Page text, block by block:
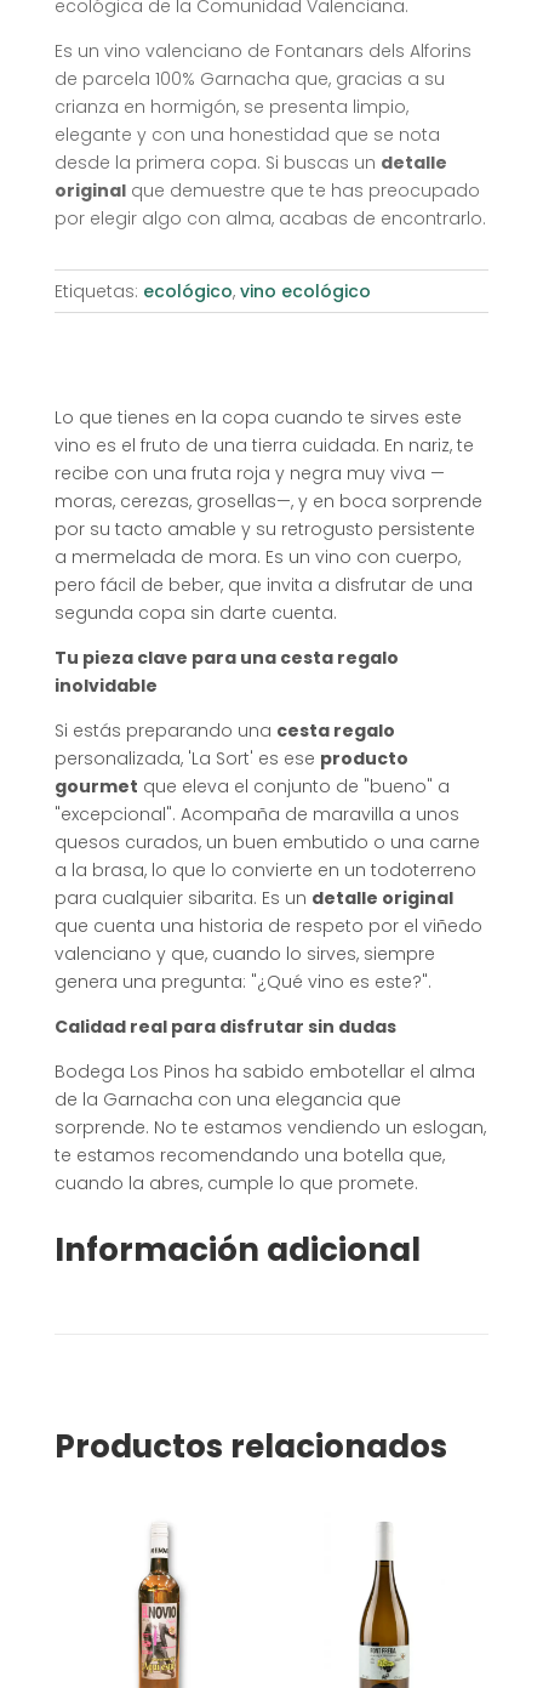
ecológica de la Comunidad Valenciana.
Es un vino valenciano de Fontanars dels Alforins
de parcela 100% Garnacha que, gracias a su
crianza en hormigón, se presenta limpio,
elegante y con una honestidad que se nota
desde la primera copa. Si buscas un detalle
originalque demuestre que te has preocupado
por elegir algo con alma, acabas de encontrarlo.
Etiquetas: ecológico, vino ecológico
Lo que tienes en la copa cuando te sirves este
vino es el fruto de una tierra cuidada. En nariz, te
recibe con una fruta roja y negra muy viva —
moras, cerezas, grosellas—, y en boca sorprende
por su tacto amable y su retrogusto persistente
a mermelada de mora. Es un vino con cuerpo,
pero fácil de beber, que invita a disfrutar de una
segunda copa sin darte cuenta.
Tu pieza clave para una cesta regalo
inolvidable
Si estás preparando una cesta regalo
personalizada, 'La Sort' es ese producto
gourmet que eleva el conjunto de "bueno" a
"excepcional". Acompaña de maravilla a unos
quesos curados, un buen embutido o una carne
a la brasa, lo que lo convierte en un todoterreno
para cualquier sibarita. Es un detalle original
que cuenta una historia de respeto por el viñedo
valenciano y que, cuando lo sirves, siempre
genera una pregunta: "¿Qué vino es este?".
Calidad real para disfrutar sin dudas
Bodega Los Pinos ha sabido embotellar el alma
de la Garnacha con una elegancia que
sorprende. No te estamos vendiendo un eslogan,
te estamos recomendando una botella que,
cuando la abres, cumple lo que promete.
Información adicional
Productos relacionados